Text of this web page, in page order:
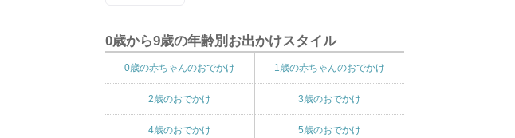
0歳から9歳の年齢別お出かけスタイル
0歳の赤ちゃんのおでかけ 1歳の赤ちゃんのおでかけ
2歳のおでかけ 3歳のおでかけ
4歳のおでかけ 5歳のおでかけ